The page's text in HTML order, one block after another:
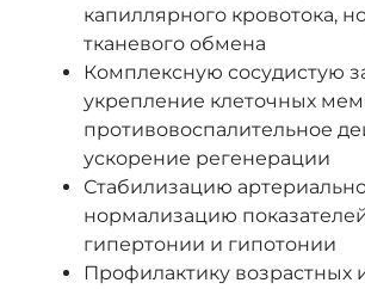
капиллярного кровотока,
тканевого обмена
Комплексную сосудистую
укрепление клеточных
противовоспалительное
ускорение регенерации
Стабилизацию
нормализацию
гипертонии и гипотонии
Профилактику возрастных